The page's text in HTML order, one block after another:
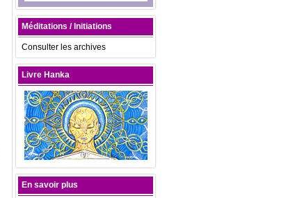
Méditations / Initiations
Consulter les archives
Livre Hanka
En savoir plus